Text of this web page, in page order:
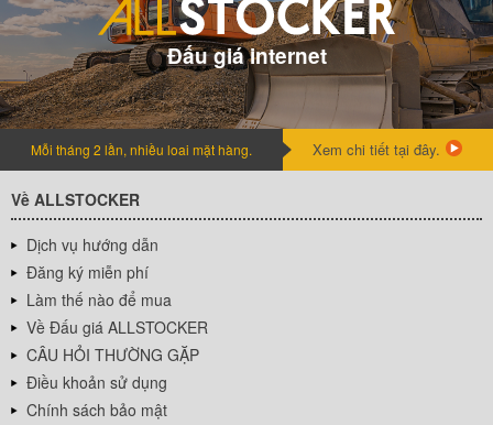
Đấu giá internet
Mỗi tháng 2 lần, nhiều loai mặt hàng. Xem chi tiết tại đây.
Về ALLSTOCKER
Dịch vụ hướng dẫn
Đăng ký miễn phí
Làm thế nào để mua
Về Đấu giá ALLSTOCKER
CÂU HỎI THƯỜNG GẶP
Điều khoản sử dụng
Chính sách bảo mật